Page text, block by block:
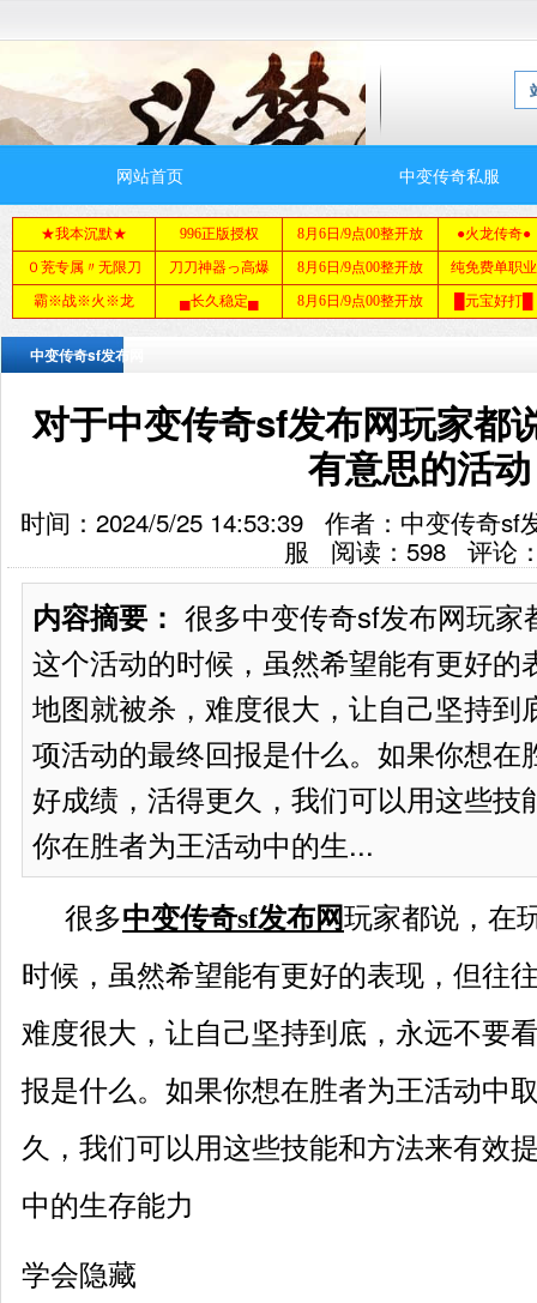
网站首页 中变传奇私服
中变传奇sf发布网
对于中变传奇sf发布网玩家都
有意思的活动
时间：2024/5/25 14:53:39 作者：中变传奇
服 阅读： 598评论
内容摘要： 很多中变传奇sf发布网玩
这个活动的时候，虽然希望能有更好的
地图就被杀，难度很大，让自己坚持到
项活动的最终回报是什么。如果你想在
好成绩，活得更久，我们可以用这些技
你在胜者为王活动中的生...
很多中变传奇sf发布网玩家都说，在
时候，虽然希望能有更好的表现，但往
难度很大，让自己坚持到底，永远不要
报是什么。如果你想在胜者为王活动中
久，我们可以用这些技能和方法来有效
中的生存能力
学会隐藏